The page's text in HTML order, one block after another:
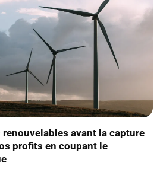
avant la capture
profits en coupant le